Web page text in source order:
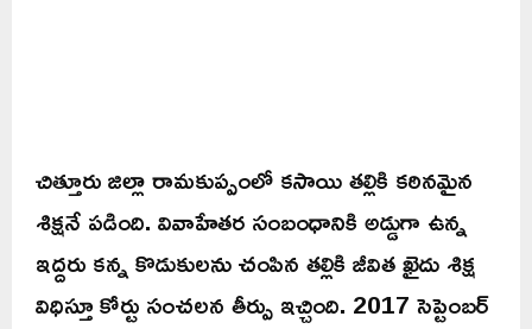
చిత్తూరు జిల్లా రామకుప్పంలో కసాయి తల్లికి కఠినమైన
శిక్షనే పడింది. వివాహేతర సంబంధానికి అడ్డుగా ఉన్న
ఇద్దరు కన్న కొడుకులను చంపిన తల్లికి జీవిత ఖైదు శిక్ష
విధిస్తూ కోర్టు సంచలన తీర్పు ఇచ్చింది. 2017 సెప్టెంబర్